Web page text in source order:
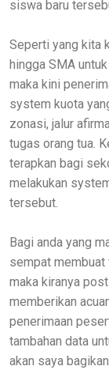
siswa baru
Seperti yang kita
hingga SMA
maka kini
system kuota
zonasi, jalur
tugas orang tua.
terapkan bagi
melakukan
tersebut.
Bagi anda yang
sempat
maka kiranya
memberikan
penerimaan
tambahan data
akan saya